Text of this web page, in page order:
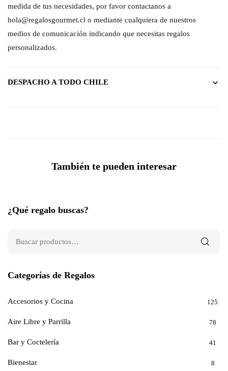
medida de tus necesidades, por favor contactanos a
hola@regalosgourmet.cl o mediante cualquiera de nuestros
medios de comunicación indicando que necesitas regalos
personalizados.
DESPACHO A TODO CHILE
También te pueden interesar
¿Qué regalo buscas?
Categorías de Regalos
Accesorios y Cocina 125
Aire Libre y Parrilla 78
Bar y Coctelería 41
Bienestar 8